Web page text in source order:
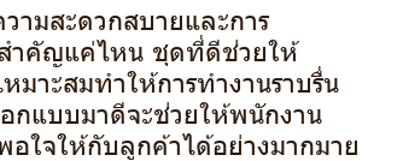
ามสะดวกสบายและการ
ำคัญแค่ไหน ชุดที่ดีช่วยให้
มาะสมทำให้การทำงานราบรื่น
กแบบมาดีจะช่วยให้พนักงาน
ใจให้กับลูกค้าได้อย่างมากมาย